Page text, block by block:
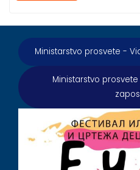
Ministarstvo prosvete -
Ministarstvo